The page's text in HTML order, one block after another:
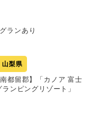
ランあり
山梨県
南都留郡】「カノア 富士
ンピングリゾート」